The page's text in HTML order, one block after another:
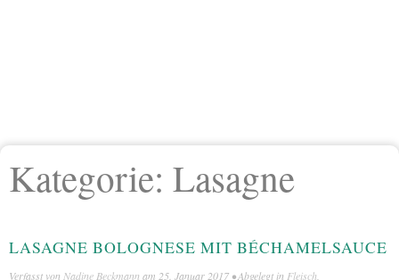
Kategorie: Lasagne
LASAGNE BOLOGNESE MIT BÉCHAMELSAUCE
Verfasst von Nadine Beckmann am 25. Januar 2017 • Abgelegt in Fleisch